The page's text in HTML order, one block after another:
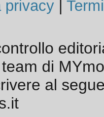
privacy|
di
al